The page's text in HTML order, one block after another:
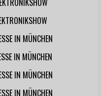
IN MÜNCHEN
IN MÜNCHEN
IN MÜNCHEN
IN MÜNCHEN